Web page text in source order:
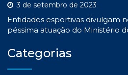
3 de setembro de 2023
Entidades esportivas divulgam
péssima atuação do Ministério
Categorias